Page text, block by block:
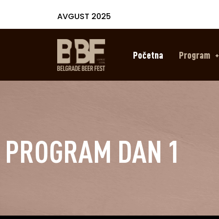
AVGUST 2025
Početna Program
PROGRAM DAN 1